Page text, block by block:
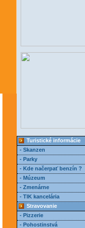
Turistické informácie
- Skanzen
- Parky
- Kde načerpať benzín ?
- Múzeum
- Zmenárne
- TIK kancelária
Stravovanie
- Pizzerie
- Pohostinstvá